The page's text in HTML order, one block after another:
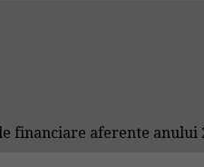
aferente anului